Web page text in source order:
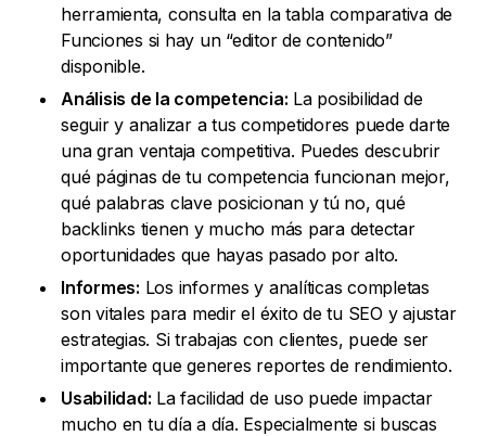
herramienta, consulta en la tabla comparativa de
Funciones si hay un “editor de contenido”
disponible.
Análisis de la competencia: La posibilidad de
seguir y analizar a tus competidores puede darte
una gran ventaja competitiva. Puedes descubrir
qué páginas de tu competencia funcionan mejor,
qué palabras clave posicionan y tú no, qué
backlinks tienen y mucho más para detectar
oportunidades que hayas pasado por alto.
Informes: Los informes y analíticas completas
son vitales para medir el éxito de tu SEO y ajustar
estrategias. Si trabajas con clientes, puede ser
importante que generes reportes de rendimiento.
Usabilidad: La facilidad de uso puede impactar
mucho en tu día a día. Especialmente si buscas